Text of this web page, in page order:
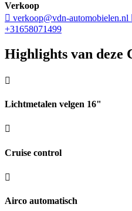
Verkoop
verkoop@vdn-automobielen.nl
+31658071499
Highlights van deze
Lichtmetalen velgen 16"
Cruise control
Airco automatisch